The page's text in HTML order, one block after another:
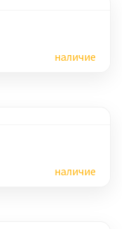
наличие
наличие